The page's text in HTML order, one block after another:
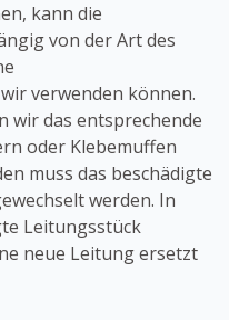
kann die
von der Art des
verwenden können.
wir das entsprechende
oder Klebemuffen
muss das beschädigte
werden. In
Leitungsstück
neue Leitung ersetzt